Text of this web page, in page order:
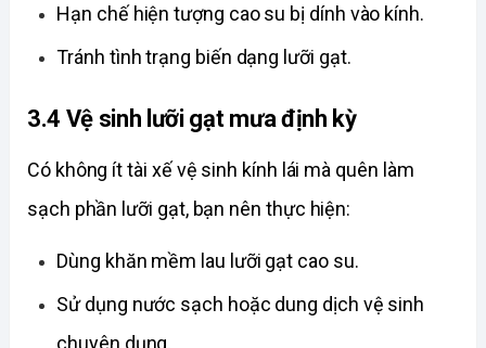
Hạn chế hiện tượng cao su bị dính vào kính.
Tránh tình trạng biến dạng lưỡi gạt.
3.4 Vệ sinh lưỡi gạt mưa định kỳ
Có không ít tài xế vệ sinh kính lái mà quên làm
sạch phần lưỡi gạt, bạn nên thực hiện:
Dùng khăn mềm lau lưỡi gạt cao su.
Sử dụng nước sạch hoặc dung dịch vệ sinh
chuyên dụng.